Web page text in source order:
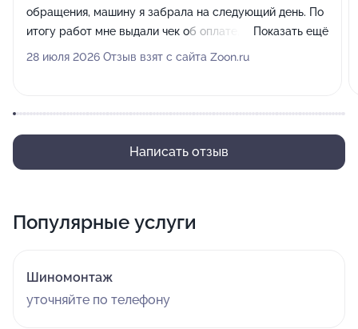
обращения, машину я забрала на следующий день. По
итогу работ мне выдали чек об оплате, качественно
проконсультировали.
Показать ещё
28 июля 2026 Отзыв взят с сайта Zoon.ru
Написать отзыв
Популярные услуги
Шиномонтаж
уточняйте по телефону